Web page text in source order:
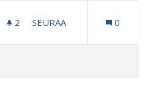
2 2 SEURAAJAA
SEURAA 0